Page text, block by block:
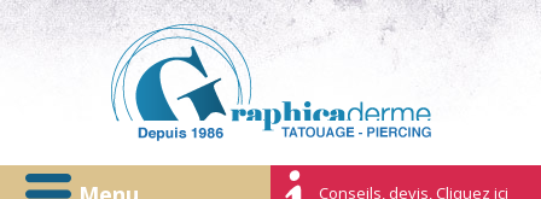
Conseils, devis, Cliquez ici